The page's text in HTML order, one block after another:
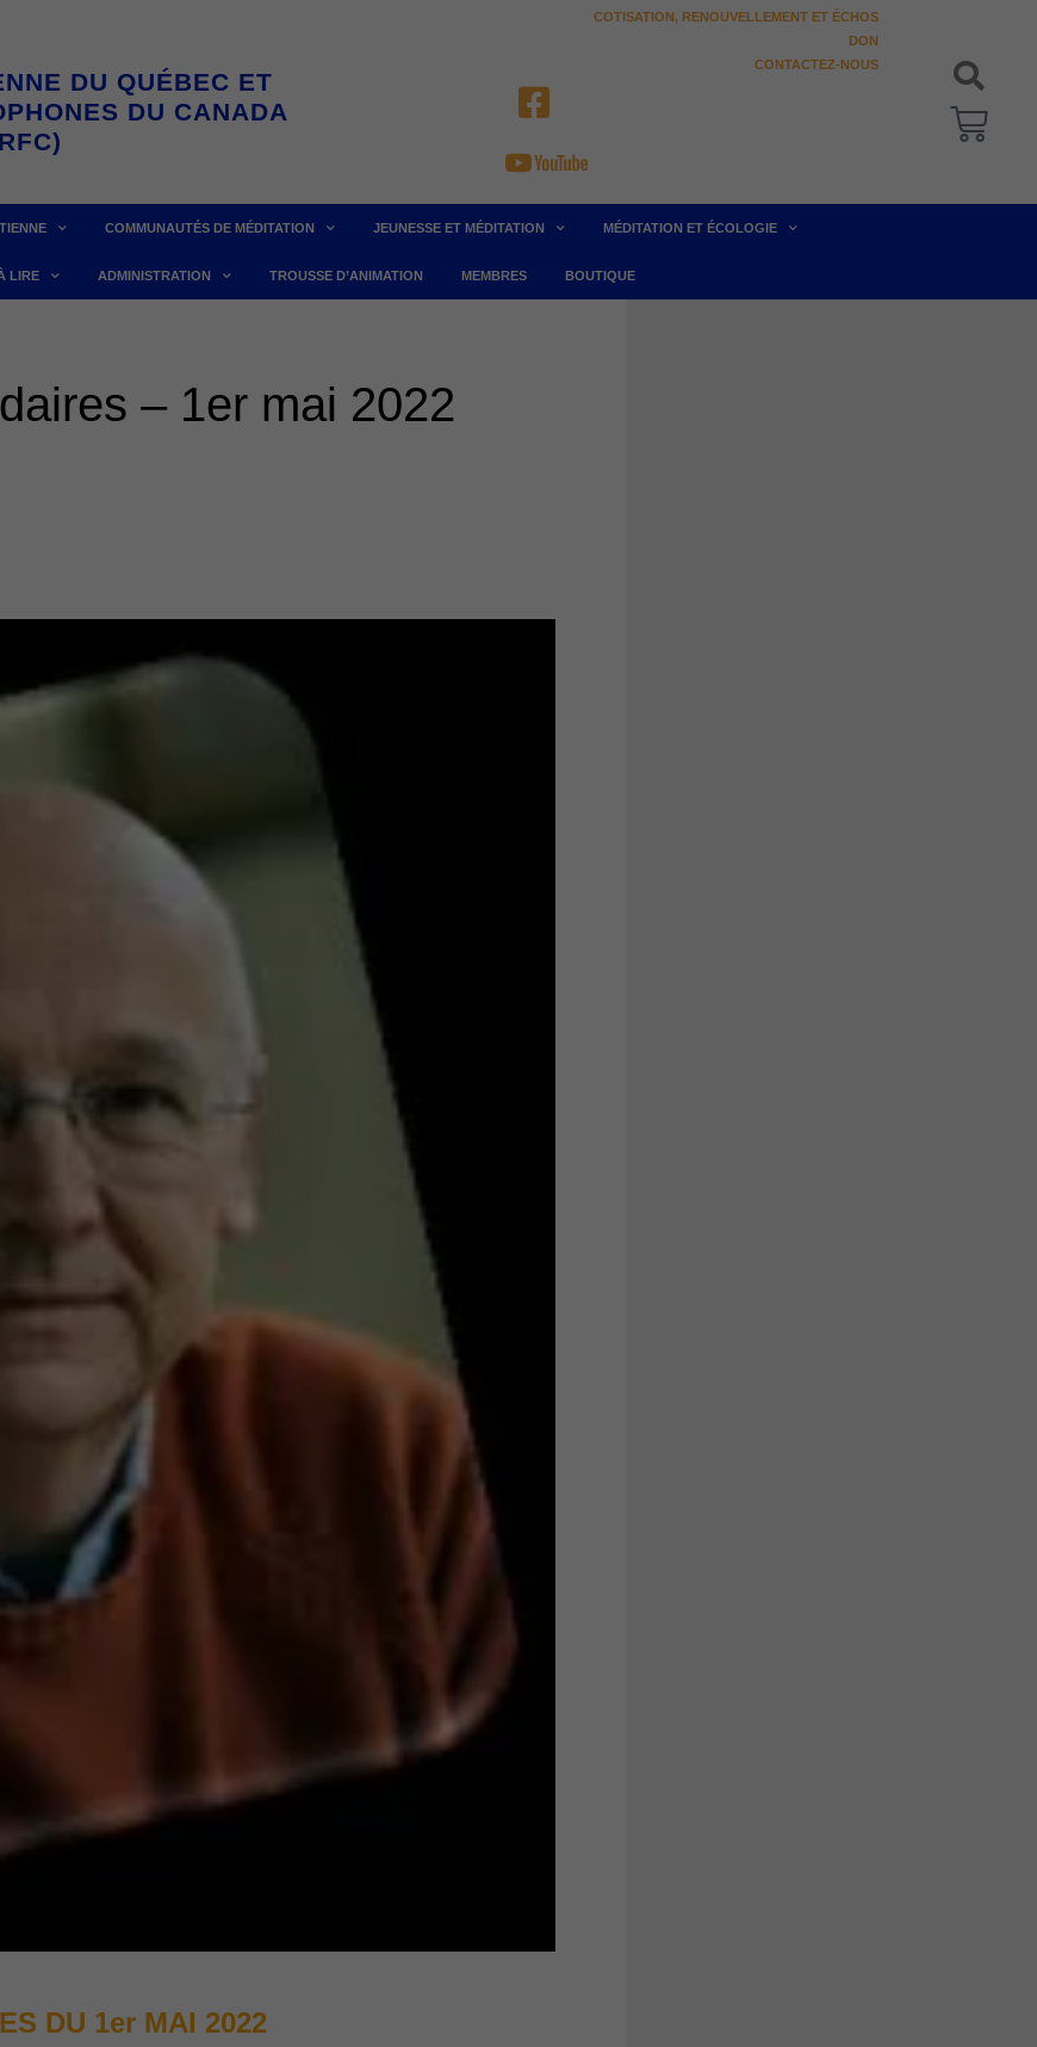
DU QUÉBEC ET
DU CANADA
COTISATION, RENOUVELLEMENT ET ÉCHOS
DON
CONTACTEZ-NOUS
COMMUNAUTÉS DE MÉDITATION JEUNESSE ET MÉDITATION MÉDITATION ET ÉCOLOGIE
LIRE ADMINISTRATION TROUSSE D’ANIMATION MEMBRES BOUTIQUE
– 1er mai 2022
DU 1er MAI 2022